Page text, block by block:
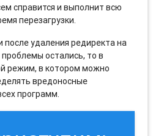
справится и выполнит всю
перезагрузки.
после удаления редиректа на
проблемы остались, то в
режим, в котором можно
вредоносные
программ.